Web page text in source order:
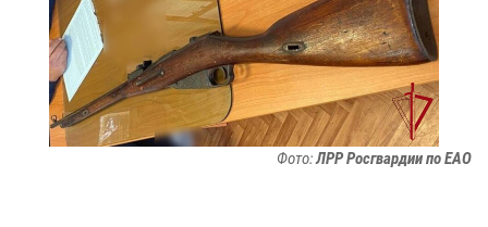
Фото:ЛРР Росгвардии по ЕАО